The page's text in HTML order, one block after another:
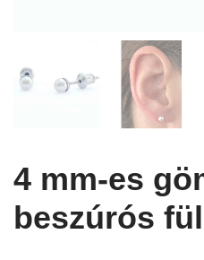
4 mm-es
beszúrós